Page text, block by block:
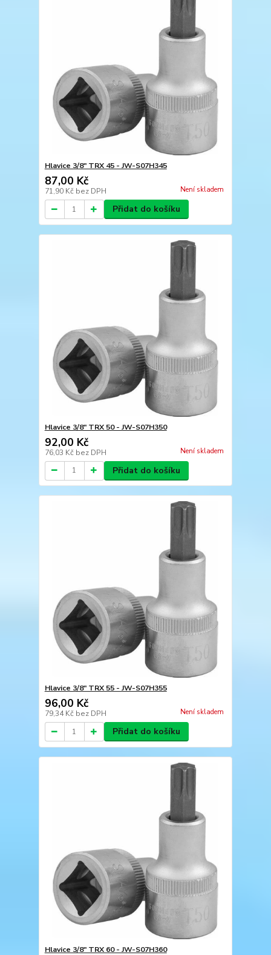
Hlavice 3/8" TRX 45 - JW-S07H345
87,00 Kč
71,90 Kč bez DPH Není skladem
Přidat do košíku
Hlavice 3/8" TRX 50 - JW-S07H350
92,00 Kč
76,03 Kč bez DPH Není skladem
Přidat do košíku
Hlavice 3/8" TRX 55 - JW-S07H355
96,00 Kč
79,34 Kč bez DPH Není skladem
Přidat do košíku
Hlavice 3/8" TRX 60 - JW-S07H360